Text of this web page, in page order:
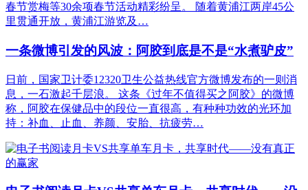
春节赏梅等30余项春节活动精彩纷呈。 随着黄浦江两岸45公
里贯通开放，黄浦江游览及…
一条微博引发的风波：阿胶到底是不是“水煮驴皮”
日前，国家卫计委12320卫生公益热线官方微博发布的一则消
息，一石激起千层浪。 这条《过年不值得买之阿胶》的微博
称，阿胶在保健品中的段位一直很高，有种种功效的光环加
持：补血、止血、养颜、安胎、抗疲劳…